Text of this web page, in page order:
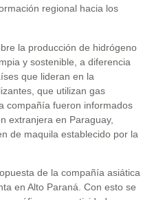
regional hacia los
la producción de hidrógeno
y sostenible, a diferencia
que lideran en la
que utilizan gas
compañía fueron informados
extranjera en Paraguay,
de maquila establecido por la
de la compañía asiática
en Alto Paraná. Con esto se